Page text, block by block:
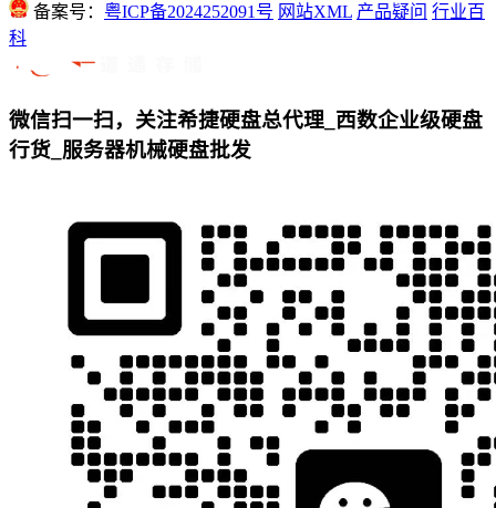
备案号： 粤ICP备2024252091号 网站XML 产品疑问 行业百
科
微信扫一扫，关注希捷硬盘总代理_西数企业级硬盘
行货_服务器机械硬盘批发